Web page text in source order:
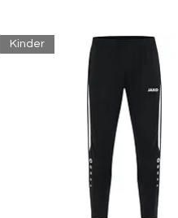
Kinder